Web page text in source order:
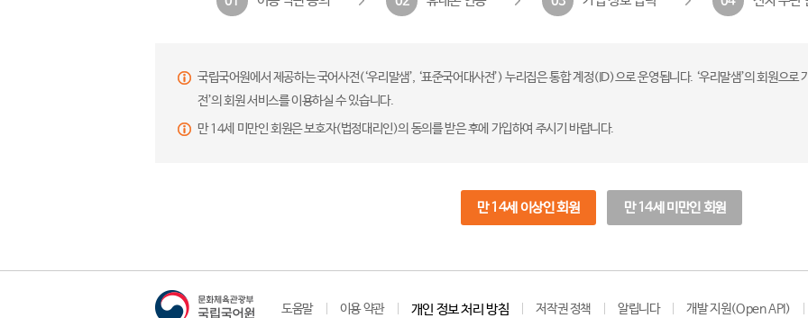
국립국어원에서 제공하는 국어사전(‘우리말샘’, ‘표준국어대사전’) 누리집은 통합 계정(ID)으로 운영됩니다. ‘우리말샘’의 회원으
전’의 회원 서비스를 이용하실 수 있습니다.
만 14세 미만인 회원은 보호자(법정대리인)의 동의를 받은 후에 가입하여 주시기 바랍니다.
만 14세 이상인 회원 만 14세 미만인 회원
도움말 이용 약관 개인 정보 처리 방침 저작권 정책 알립니다 개발 지원(Open API)